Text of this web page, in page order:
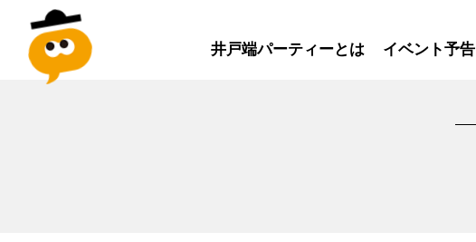
井戸端パーティーとは イベント予告